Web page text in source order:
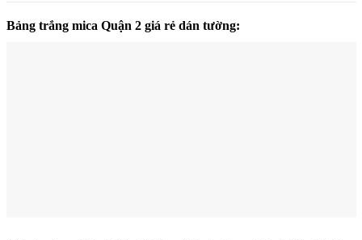
Bảng trắng mica Quận 2 giá rẻ dán tường: